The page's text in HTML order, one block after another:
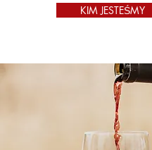
KIM JESTEŚMY